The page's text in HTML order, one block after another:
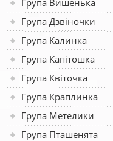
Група Дзвіночки
Група Калинка
Група Капітошка
Група Квіточка
Група Краплинка
Група Метелики
Група Пташенята